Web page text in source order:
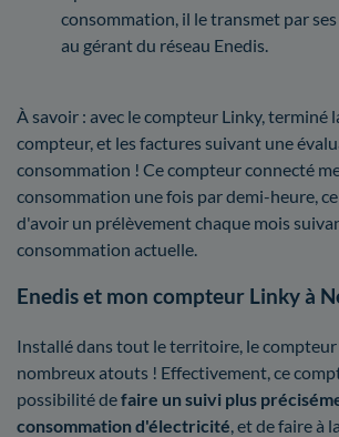
consommation, il le transmet par
au gérant du réseau Enedis.
À savoir : avec le compteur Linky, terminé
compteur, et les factures suivant une
consommation ! Ce compteur connecté
consommation une fois par demi-heure,
d'avoir un prélèvement chaque mois
consommation actuelle.
Enedis et mon compteur Linky à
Installé dans tout le territoire, le compteur
nombreux atouts ! Effectivement, ce
possibilité defaire un suivi plus
consommation d'électricité , et de faire à